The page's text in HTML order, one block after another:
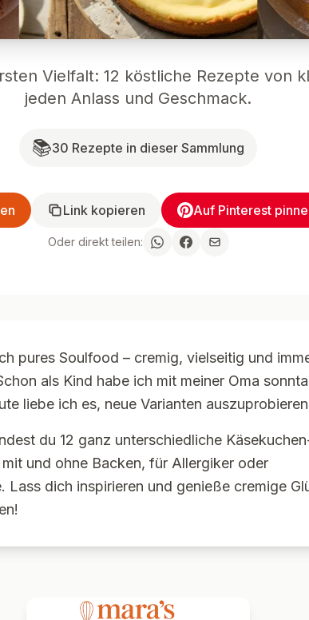
Vielfalt: 12 köstliche Rezepte von
jeden Anlass und Geschmack.
📚30 Rezepte in dieser Sammlung
Link kopieren Auf Pinterest
Oder direkt teilen:
pures Soulfood – cremig, vielseitig und
als Kind habe ich mit meiner Oma
liebe ich es, neue Varianten
du 12 ganz unterschiedliche
und ohne Backen, für Allergiker oder
Lass dich inspirieren und genieße cremige